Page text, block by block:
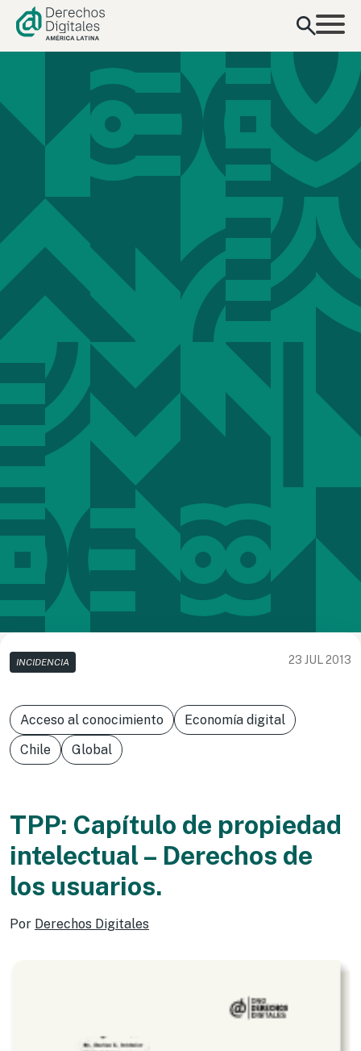
contenido
INCIDENCIA 23 JUL 2013
Acceso al conocimiento
Economía digital
Chile
Global
TPP: Capítulo de propiedad
intelectual – Derechos de
los usuarios.
Por Derechos Digitales